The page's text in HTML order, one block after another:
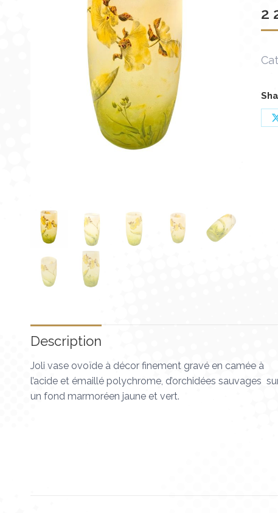
2
Description
Joli vase ovoïde à décor finement gravé en camée à
l’acide et émaillé polychrome, d’orchidées sauvages
un fond marmoréen jaune et vert.